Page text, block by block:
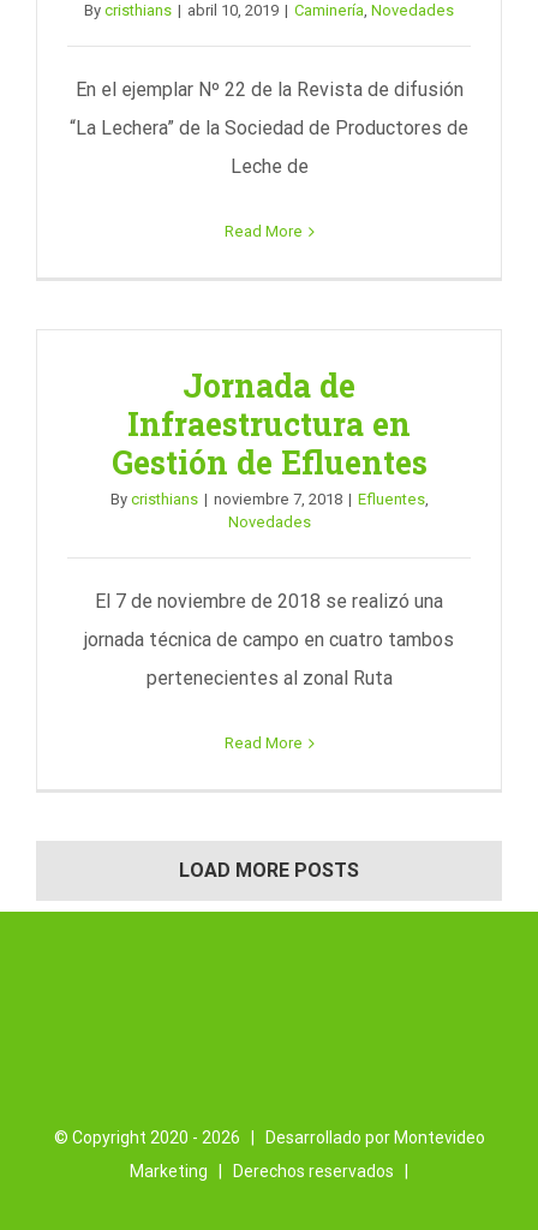
By cristhians | abril 10, 2019 | Caminería, Novedades
En el ejemplar Nº 22 de la Revista de difusión
“La Lechera” de la Sociedad de Productores de
Leche de
Read More
Jornada de
Infraestructura en
Gestión de Efluentes
By cristhians | noviembre 7, 2018 | Efluentes,
Novedades
El 7 de noviembre de 2018 se realizó una
jornada técnica de campo en cuatro tambos
pertenecientes al zonal Ruta
Read More
LOAD MORE POSTS
© Copyright 2020 - 2026 | Desarrollado por Montevideo
Marketing | Derechos reservados |